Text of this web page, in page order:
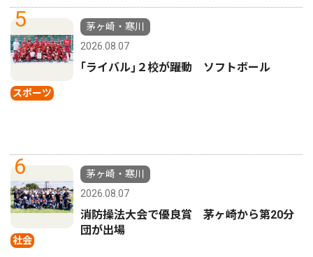
5
スポーツ
茅ヶ崎・寒川
2026.08.07
｢ライバル｣２校が躍動 ソフトボール
6
社会
茅ヶ崎・寒川
2026.08.07
消防操法大会で優良賞 茅ヶ崎から第20分
団が出場